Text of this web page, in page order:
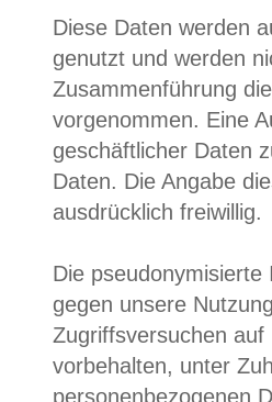
Diese Daten werden
genutzt und werden
Zusammenführung
vorgenommen. Eine
geschäftlicher Daten
Daten. Die Angabe
ausdrücklich freiwillig.
Die
gegen unsere
Zugriffsversuchen
vorbehalten, unter
personenbezogenen